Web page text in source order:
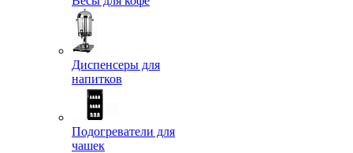
Диспенсеры для
напитков
Подогреватели для
чашек